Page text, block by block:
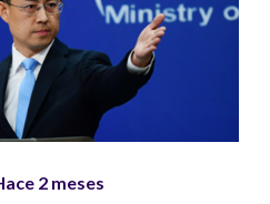
2 meses